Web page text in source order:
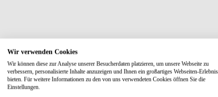
Wir verwenden Cookies
Wir können diese zur Analyse unserer Besucherdaten platzieren, um unsere Webseite zu
verbessern, personalisierte Inhalte anzuzeigen und Ihnen ein großartiges Webseiten-
bieten. Für weitere Informationen zu den von uns verwendeten Cookies öffnen Sie die
Einstellungen.